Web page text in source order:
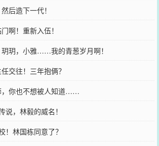
后造下一代！
啊！重新入伍！
玥，小雅……我的青葱岁月啊！
交往！三年抱俩？
，你也不想被人知道……
说，林毅的威名！
！林国栋同意了？